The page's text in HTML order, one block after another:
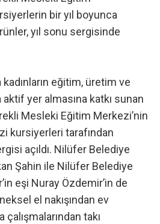
bir yıl boyunca
yıl sonu sergisinde
kadınların eğitim, üretim ve
yer almasına katkı sunan
Mesleki Eğitim Merkezi’nin
kursiyerleri tarafından
açıldı. Nilüfer Belediye
Şahin ile Nilüfer Belediye
eşi Nuray Özdemir’in de
el nakışından ev
takı